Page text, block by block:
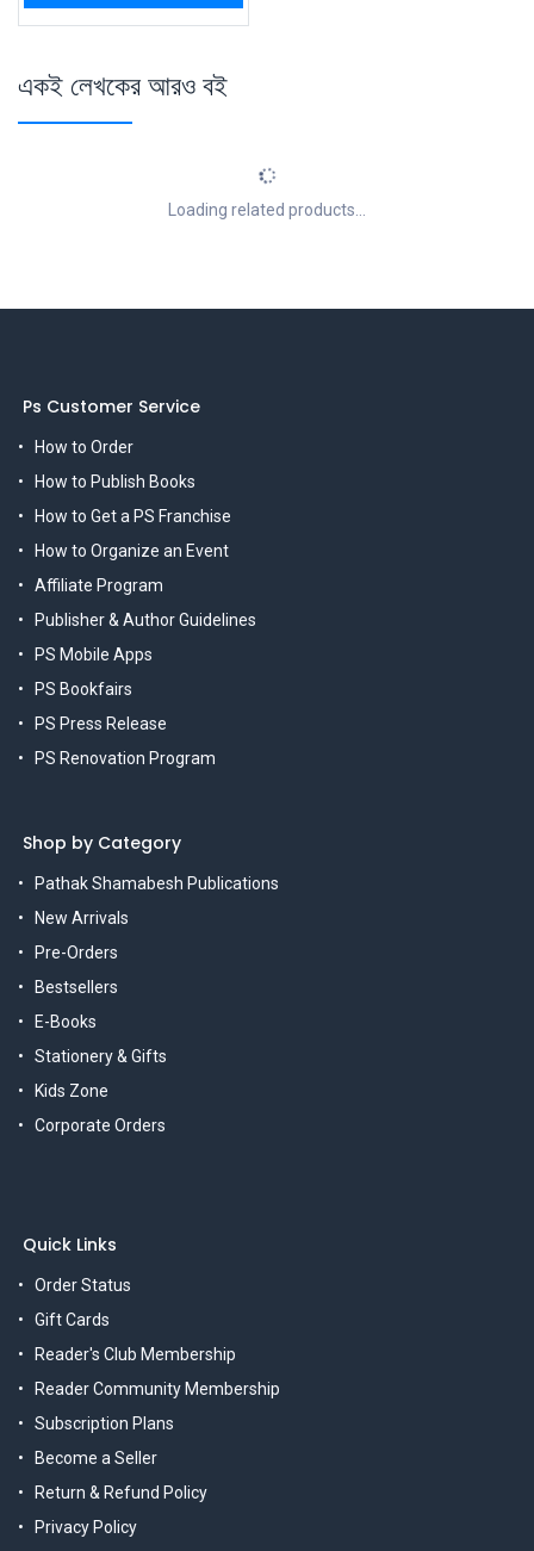
একই লেখকের আরও বই
Loading related products...
Ps Customer Service
How to Order
How to Publish Books
How to Get a PS Franchise
How to Organize an Event
Affiliate Program
Publisher & Author Guidelines
PS Mobile Apps
PS Bookfairs
PS Press Release
PS Renovation Program
Shop by Category
Pathak Shamabesh Publications
New Arrivals
Pre-Orders
Bestsellers
E-Books
Stationery & Gifts
Kids Zone
Corporate Orders
Quick Links
Order Status
Gift Cards
Reader's Club Membership
Reader Community Membership
Subscription Plans
Become a Seller
Return & Refund Policy
Privacy Policy